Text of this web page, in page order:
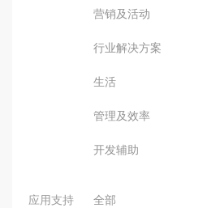
营销及活动
行业解决方案
生活
管理及效率
开发辅助
应用支持 全部